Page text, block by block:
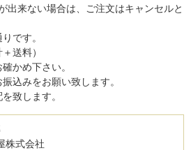
出来ない場合は、ご注文はキャンセルと
です。
送料）
かめ下さい。
込みをお願い致します。
致します。
式会社